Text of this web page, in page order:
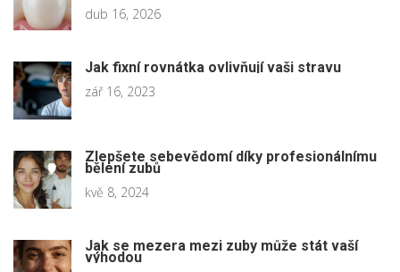
dub 16, 2026
Jak fixní rovnátka ovlivňují vaši stravu
zář 16, 2023
Zlepšete sebevědomí díky profesionálnímu
bělení zubů
kvě 8, 2024
Jak se mezera mezi zuby může stát vaší
výhodou